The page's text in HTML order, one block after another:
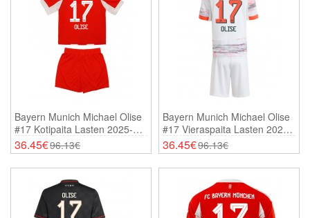
Bayern Munich Michael Olise
#17 Kotipaita Lasten 2025-26
Lyhythihainen (+ Shortsit)
36.45€96.13€
Bayern Munich Michael Olise
#17 Vieraspaita Lasten 2025-
26 Lyhythihainen (+ Shortsit)
36.45€96.13€